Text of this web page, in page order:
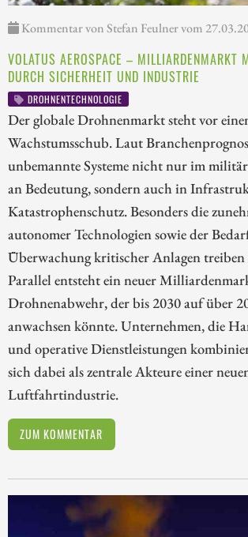
Kommentar von Stefan Feulner vom
VOLATUS AEROSPACE – MILLIARDENMARKT
DURCH SICHERHEIT UND INDUSTRIE
DROHNENTECHNOLOGIE
Der globale Drohnenmarkt steht vor
Wachstumsschub. Laut
unbemannte Systeme nicht nur im
an Bedeutung, sondern auch in
Katastrophenschutz. Besonders die
autonomer Technologien sowie der
Überwachung kritischer Anlagen treiben
Parallel entsteht ein neuer
Drohnenabwehr, der bis 2030 auf über
anwachsen könnte. Unternehmen, die
und operative Dienstleistungen
sich dabei als zentrale Akteure einer
Luftfahrtindustrie.
ZUM KOMMENTAR